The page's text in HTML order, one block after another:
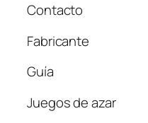
Contacto
Fabricante
Guía
Juegos de azar